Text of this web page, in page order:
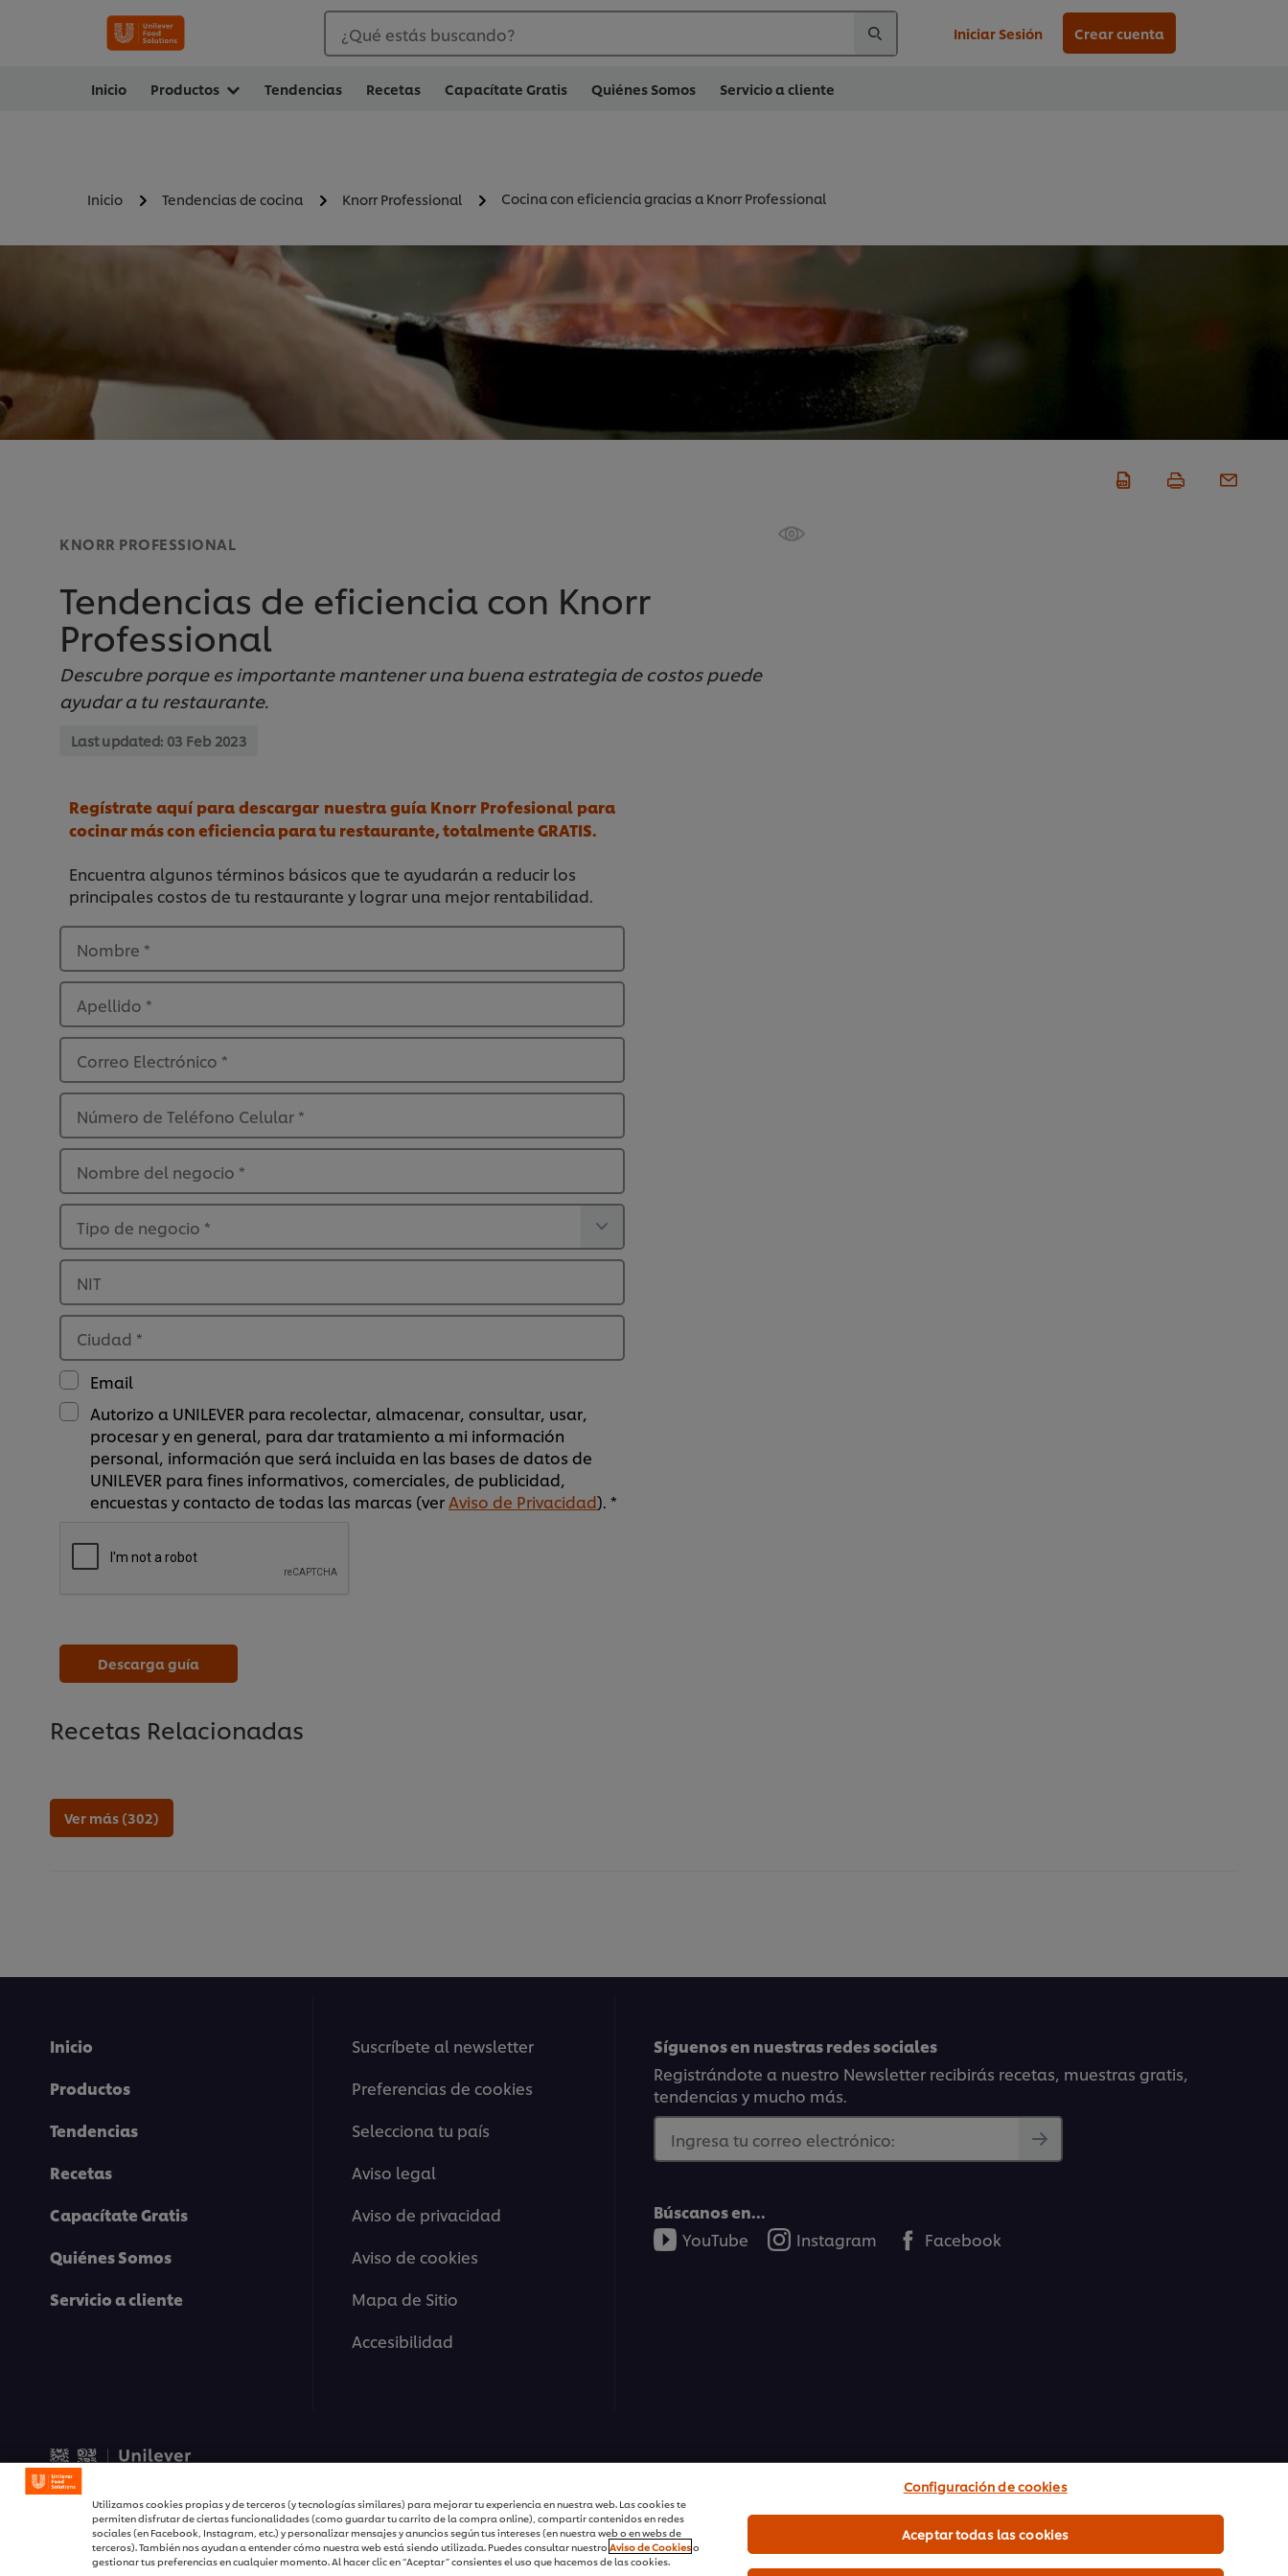
¿Qué estás buscando? Iniciar Sesión Crear cuenta
Inicio Productos Tendencias Recetas Capacítate Gratis Quiénes Somos Servicio a cliente
Inicio Tendencias de cocina Knorr Professional Cocina con eficiencia gracias a Knorr Professional
KNORR PROFESSIONAL
Tendencias de eficiencia con Knorr
Professional
Descubre porque es importante mantener una buena estrategia de costos puede
ayudar a tu restaurante.
Last updated: 03 Feb 2023
Regístrate aquí para descargar nuestra guía Knorr Profesional para
cocinar más con eficiencia para tu restaurante, totalmente GRATIS.
Encuentra algunos términos básicos que te ayudarán a reducir los
principales costos de tu restaurante y lograr una mejor rentabilidad.
Nombre *
Apellido *
Correo Electrónico *
Número de Teléfono Celular *
Nombre del negocio *
Tipo de negocio *
NIT
Ciudad *
Email
Autorizo a UNILEVER para recolectar, almacenar, consultar, usar,
procesar y en general, para dar tratamiento a mi información
personal, información que será incluida en las bases de datos de
UNILEVER para fines informativos, comerciales, de publicidad,
encuestas y contacto de todas las marcas (verAviso de Privacidad). *
Descarga guía
Recetas Relacionadas
Ver más (302)
Inicio
Productos
Tendencias
Recetas
Capacítate Gratis
Quiénes Somos
Servicio a cliente
Suscríbete al newsletter
Preferencias de cookies
Selecciona tu país
Aviso legal
Aviso de privacidad
Aviso de cookies
Mapa de Sitio
Accesibilidad
Síguenos en nuestras redes sociales
Registrándote a nuestro Newsletter recibirás recetas, muestras gratis,
tendencias y mucho más.
Ingresa tu correo electrónico:
Búscanos en...
YouTube
Instagram Facebook
Utilizamos cookies propias y de terceros (y tecnologías similares) para mejorar tu experiencia en nuestra web. Las cookies te
permiten disfrutar de ciertas funcionalidades (como guardar tu carrito de la compra online), compartir contenidos en redes
sociales (en Facebook, Instagram, etc.) y personalizar mensajes y anuncios según tus intereses (en nuestra web o en webs de
terceros). También nos ayudan a entender cómo nuestra web está siendo utilizada. Puedes consultar nuestro Aviso de Cookieso
gestionar tus preferencias en cualquier momento. Al hacer clic en “Aceptar” consientes el uso que hacemos de las cookies.
Configuración de cookies
Aceptar todas las cookies